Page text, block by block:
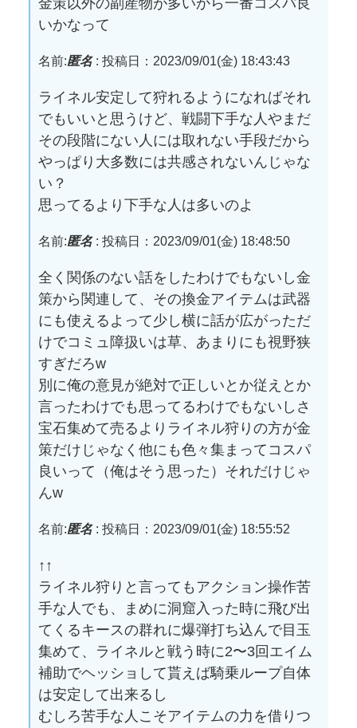
いかなって
名前:匿名: 投稿日：2023/09/01(金) 18:43:43
ライネル安定して狩れるようになればそれ
でもいいと思うけど、戦闘下手な人やまだ
その段階にない人には取れない手段だから
やっぱり大多数には共感されないんじゃな
い？
思ってるより下手な人は多いのよ
名前:匿名: 投稿日：2023/09/01(金) 18:48:50
全く関係のない話をしたわけでもないし金
策から関連して、その換金アイテムは武器
にも使えるよって少し横に話が広がっただ
けでコミュ障扱いは草、あまりにも視野狭
すぎだろw
別に俺の意見が絶対で正しいとか従えとか
言ったわけでも思ってるわけでもないしさ
宝石集めて売るよりライネル狩りの方が金
策だけじゃなく他にも色々集まってコスパ
良いって（俺はそう思った）それだけじゃ
んw
名前:匿名: 投稿日：2023/09/01(金) 18:55:52
↑↑
ライネル狩りと言ってもアクション操作苦
手な人でも、まめに洞窟入った時に飛び出
てくるキースの群れに爆弾打ち込んで目玉
集めて、ライネルと戦う時に2〜3回エイム
補助でヘッショして貰えば騎乗ループ自体
は安定して出来るし
むしろ苦手な人こそアイテムの力を借りつ